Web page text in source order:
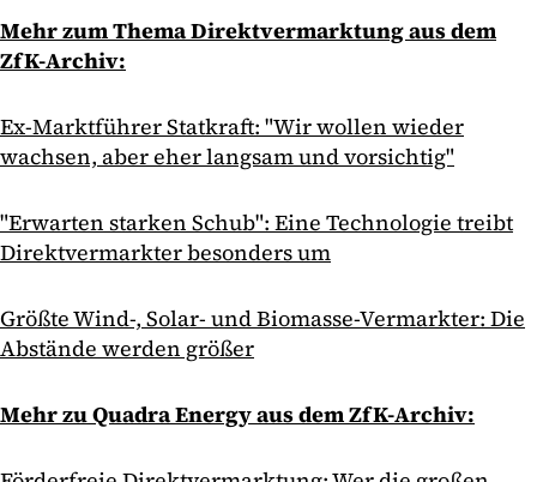
Mehr zum Thema Direktvermarktung aus dem
ZfK-Archiv:
Ex-Marktführer Statkraft: "Wir wollen wieder
wachsen, aber eher langsam und vorsichtig"
"Erwarten starken Schub": Eine Technologie treibt
Direktvermarkter besonders um
Größte Wind-, Solar- und Biomasse-Vermarkter: Die
Abstände werden größer
Mehr zu Quadra Energy aus dem ZfK-Archiv: